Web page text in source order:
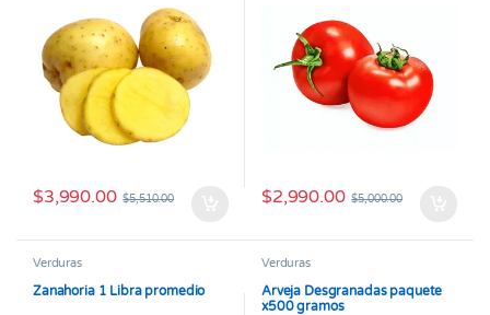
$3,990.00 $5,510.00 $2,990.00 $5,000.00
Verduras
Zanahoria 1 Libra promedio
Verduras
Arveja Desgranadas paquete
x500 gramos